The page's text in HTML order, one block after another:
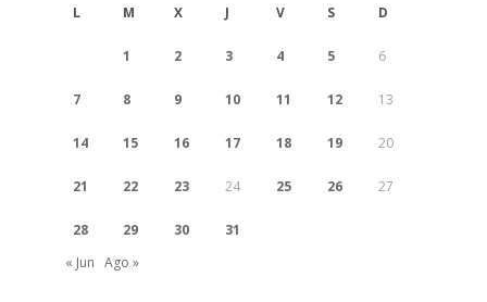
L M X J V S D
1 2 3 4 5 6
7 8 9 10 11 12 13
14 15 16 17 18 19 20
21 22 23 24 25 26 27
28 29 30
31
« Jun Ago »